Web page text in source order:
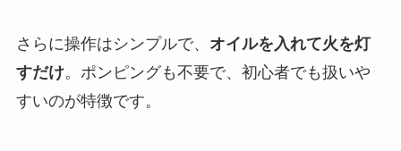
さらに操作はシンプルで、 オイルを入れて火を灯
すだけ。ポンピングも不要で、初心者でも扱いや
すいのが特徴です。